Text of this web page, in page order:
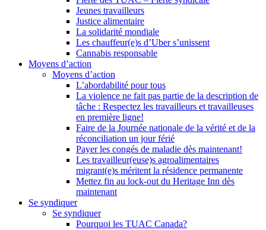
Jeunes travailleurs
Justice alimentaire
La solidarité mondiale
Les chauffeur(e)s d’Uber s’unissent
Cannabis responsable
Moyens d’action
Moyens d’action
L’abordabilité pour tous
La violence ne fait pas partie de la description de
tâche : Respectez les travailleurs et travailleuses
en première ligne!
Faire de la Journée nationale de la vérité et de la
réconciliation un jour férié
Payer les congés de maladie dès maintenant!
Les travailleur(euse)s agroalimentaires
migrant(e)s méritent la résidence permanente
Mettez fin au lock-out du Heritage Inn dès
maintenant
Se syndiquer
Se syndiquer
Pourquoi les TUAC Canada?